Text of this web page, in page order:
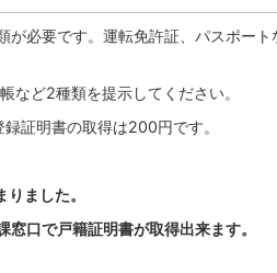
が必要です。運転免許証、パスポー
など2種類を提示してください。
証明書の取得は200円です。
ました。
口で戸籍証明書が取得出来ます。